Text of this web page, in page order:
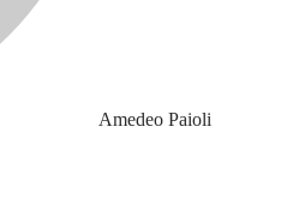
Amedeo Paioli